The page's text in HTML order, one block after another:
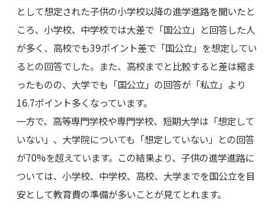
として想定された子供の小学校以降の進学進路を聞いたと
ころ、小学校、中学校では大差で「国公立」と回答した人
が多く、高校でも39ポイント差で「国公立」を想定してい
るとの回答でした。また、高校までと比較すると差は縮ま
ったものの、大学でも「国公立」の回答が「私立」より
16.7ポイント多くなっています。
一方で、高等専門学校や専門学校、短期大学は「想定して
いない」、大学院についても「想定していない」との回答
が70%を超えています。この結果より、子供の進学進路に
ついては、小学校、中学校、高校、大学までを国公立を目
安として教育費の準備が多いことが見てとれます。